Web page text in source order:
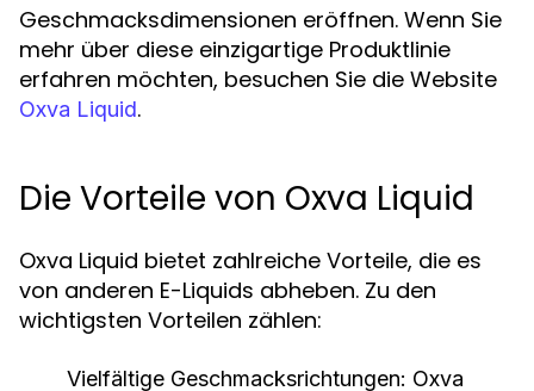
Geschmacksdimensionen eröffnen. Wenn Sie
mehr über diese einzigartige Produktlinie
erfahren möchten, besuchen Sie die Website
Oxva Liquid.
Die Vorteile von Oxva Liquid
Oxva Liquid bietet zahlreiche Vorteile, die es
von anderen E-Liquids abheben. Zu den
wichtigsten Vorteilen zählen:
Vielfältige Geschmacksrichtungen: Oxva